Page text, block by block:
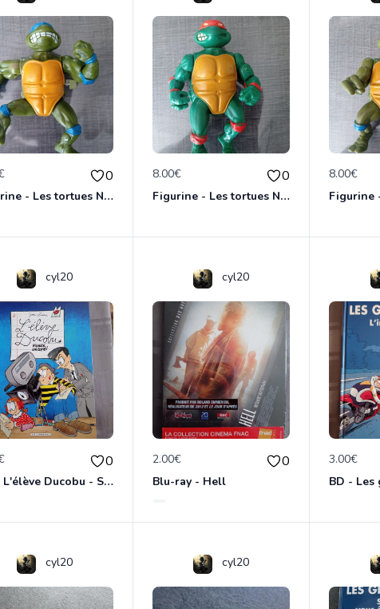
0
Figurine - Les tortues Ninja - Leonardo
8.00€ 0
Figurine - Les tortues Ninja - Michaelangelo
8.00€
cyl20
0
BD - L'élève Ducobu - Silence, on copie
cyl20
2.00€ 0
Blu-ray - Hell
3.00€
cyl20 cyl20